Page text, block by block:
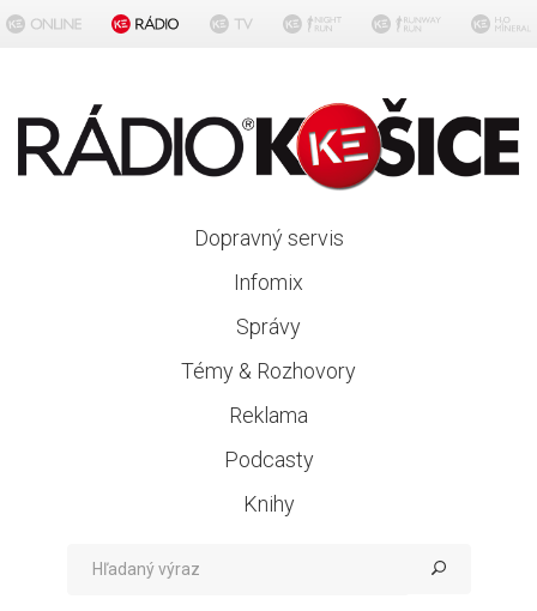
Dopravný servis
Infomix
Správy
Témy & Rozhovory
Reklama
Podcasty
Knihy